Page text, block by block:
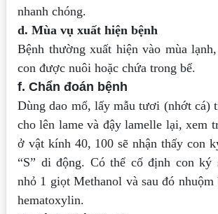
nhanh chóng.
d. Mùa vụ xuất hiện bệnh
Bệnh thường xuất hiện vào mùa
con được nuôi hoặc chứa trong bể.
f. Chẩn đoán bệnh
Dùng dao mổ, lấy mẫu tươi (nhớt cá)
cho lên lame và đậylamelle lại, xem
ở vật kính 40, 100 sẽ nhận thấy con
“S” di động. Có thể cố định con ký
nhỏ 1 giọt Methanol và sau đó nhuộm
hematoxylin.